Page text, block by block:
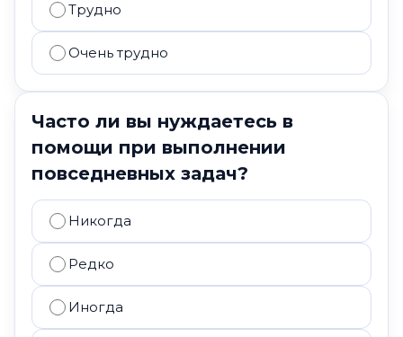
Трудно
Очень трудно
Часто ли вы нуждаетесь в
помощи при выполнении
повседневных задач?
Никогда
Редко
Иногда